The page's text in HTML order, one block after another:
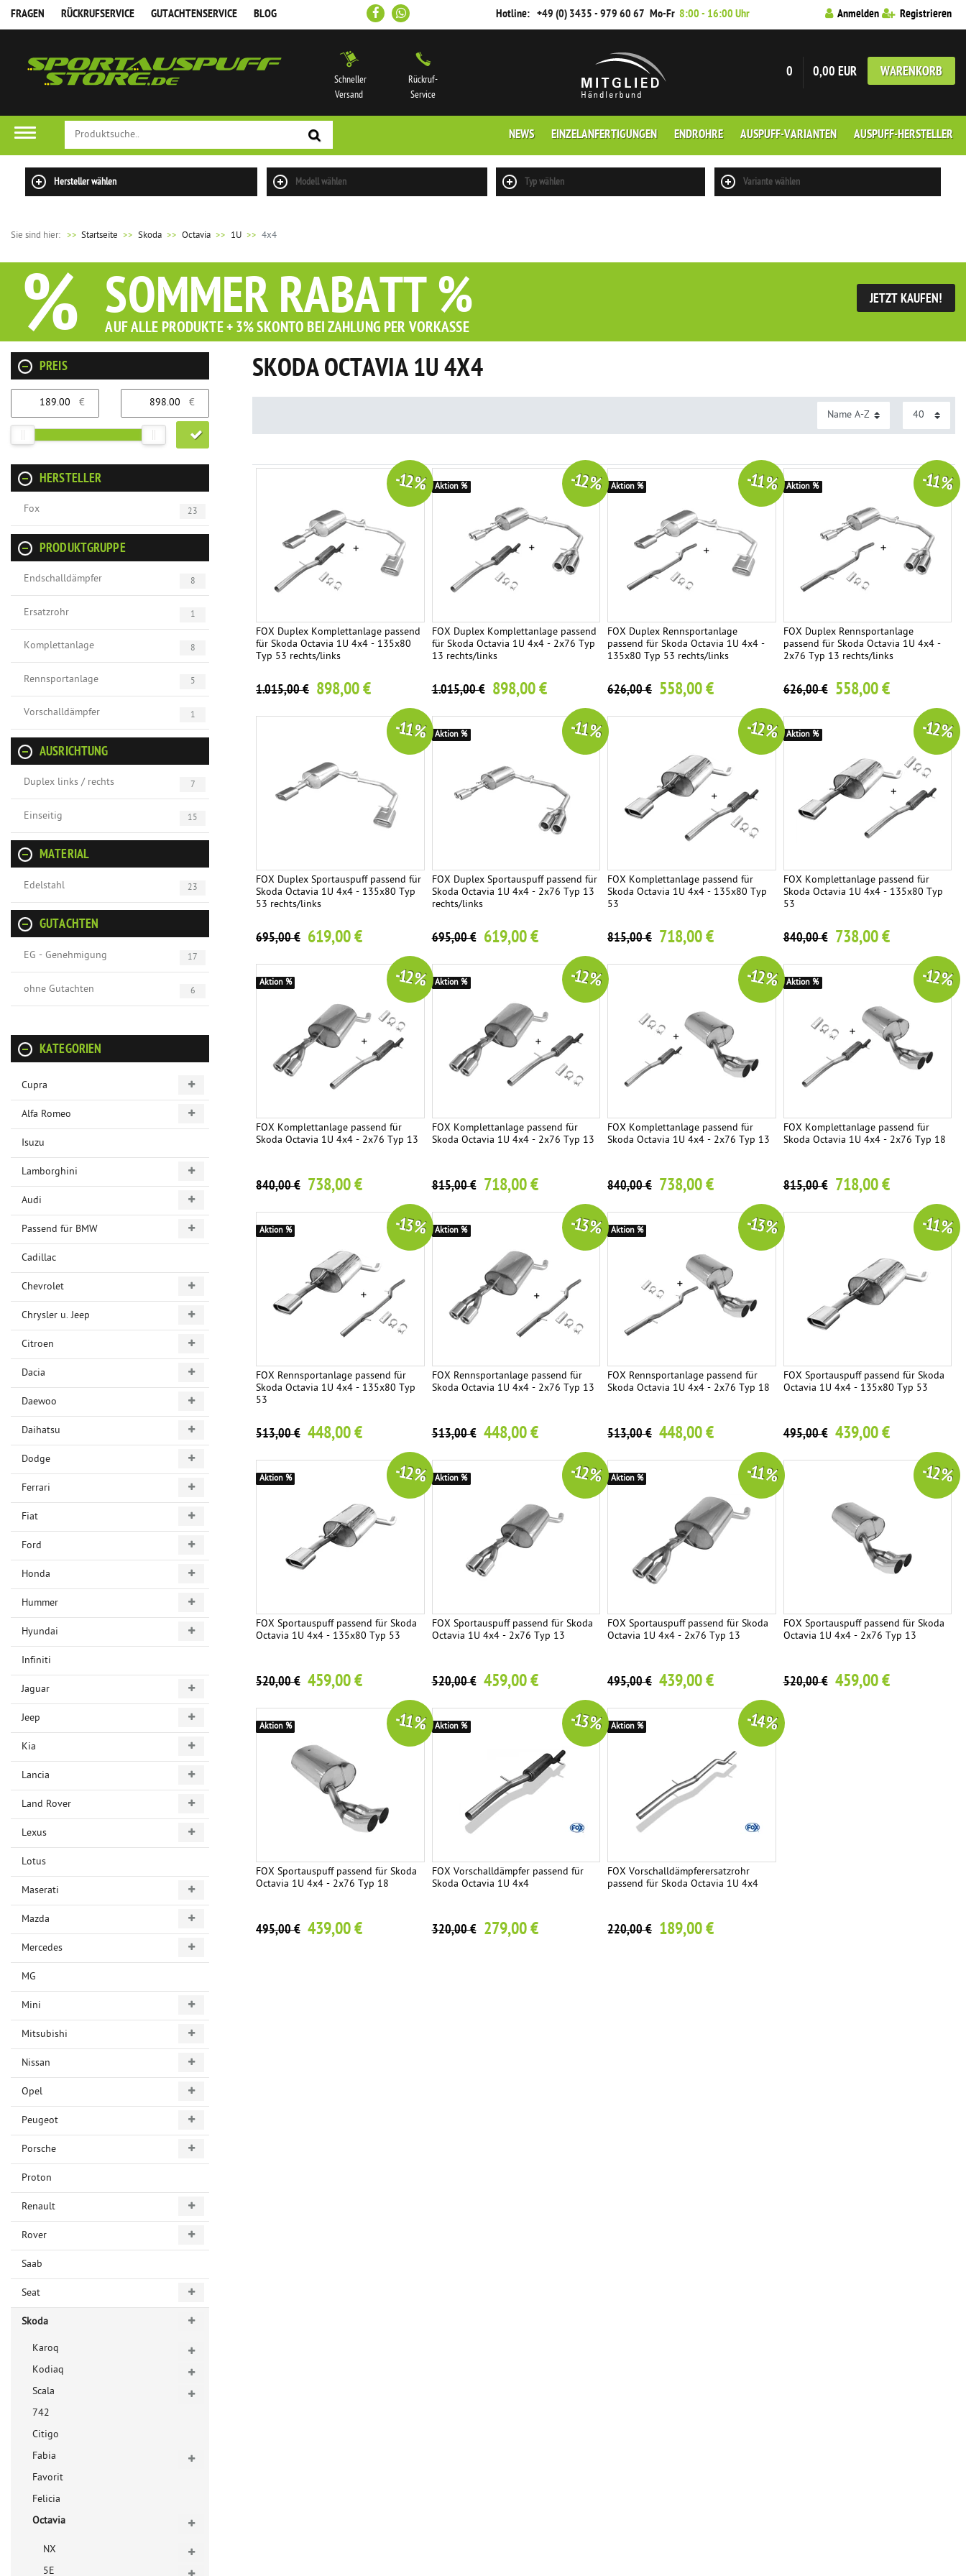
FILTER
FRAGEN RÜCKRUFSERVICE GUTACHTENSERVICE BLOG Hotline: +49 (0) 3435 - 979 60 67 Mo-Fr 8:00 - 16:00 Uhr Anmelden Registrieren
0 0,00 EUR WARENKORB
Schneller
Versand
Rückruf-
Service
NEWS EINZELANFERTIGUNGEN ENDROHRE AUSPUFF-VARIANTEN AUSPUFF-HERSTELLER
Hersteller wählen Modell wählen Typ wählen Variante wählen
Sie sind hier: >> Startseite Skoda Octavia 1U 4x4
% SOMMER RABATT %
AUF ALLE PRODUKTE + 3% SKONTO BEI ZAHLUNG PER VORKASSE
JETZT KAUFEN!
PREIS
€ €
HERSTELLER
Fox 23
PRODUKTGRUPPE
Endschalldämpfer 8
Ersatzrohr 1
Komplettanlage 8
Rennsportanlage 5
Vorschalldämpfer 1
AUSRICHTUNG
Duplex links / rechts 7
Einseitig 15
MATERIAL
Edelstahl 23
GUTACHTEN
EG - Genehmigung 17
ohne Gutachten 6
KATEGORIEN
Cupra
Alfa Romeo
Isuzu
Lamborghini
Audi
Passend für BMW
Cadillac
Chevrolet
Chrysler u. Jeep
Citroen
Dacia
Daewoo
Daihatsu
Dodge
Ferrari
Fiat
Ford
Honda
Hummer
Hyundai
Infiniti
Jaguar
Jeep
Kia
Lancia
Land Rover
Lexus
Lotus
Maserati
Mazda
Mercedes
MG
Mini
Mitsubishi
Nissan
Opel
Peugeot
Porsche
Proton
Renault
Rover
Saab
Seat
Skoda
Karoq
Kodiaq
Scala
742
Citigo
Fabia
Favorit
Felicia
Octavia
NX
5E
SKODA OCTAVIA 1U 4X4
FOX Duplex Komplettanlage passend
für Skoda Octavia 1U 4x4 - 135x80
Typ 53 rechts/links
1.015,00 € 898,00 €
-12 %
FOX Duplex Komplettanlage passend
für Skoda Octavia 1U 4x4 - 2x76 Typ
13 rechts/links
1.015,00 € 898,00 €
-12 %
Aktion %
FOX Duplex Rennsportanlage
passend für Skoda Octavia 1U 4x4 -
135x80 Typ 53 rechts/links
626,00 € 558,00 €
-11 %
Aktion %
FOX Duplex Rennsportanlage
passend für Skoda Octavia 1U 4x4 -
2x76 Typ 13 rechts/links
626,00 € 558,00 €
-11 %
Aktion %
FOX Duplex Sportauspuff passend für
Skoda Octavia 1U 4x4 - 135x80 Typ
53 rechts/links
695,00 € 619,00 €
-11 %
FOX Duplex Sportauspuff passend für
Skoda Octavia 1U 4x4 - 2x76 Typ 13
rechts/links
695,00 € 619,00 €
-11 %
Aktion %
FOX Komplettanlage passend für
Skoda Octavia 1U 4x4 - 135x80 Typ
53
815,00 € 718,00 €
-12 %
FOX Komplettanlage passend für
Skoda Octavia 1U 4x4 - 135x80 Typ
53
840,00 € 738,00 €
-12 %
Aktion %
FOX Komplettanlage passend für
Skoda Octavia 1U 4x4 - 2x76 Typ 13
840,00 € 738,00 €
-12 %
Aktion %
FOX Komplettanlage passend für
Skoda Octavia 1U 4x4 - 2x76 Typ 13
815,00 € 718,00 €
-12 %
Aktion %
FOX Komplettanlage passend für
Skoda Octavia 1U 4x4 - 2x76 Typ 13
840,00 € 738,00 €
-12 %
FOX Komplettanlage passend für
Skoda Octavia 1U 4x4 - 2x76 Typ 18
815,00 € 718,00 €
-12 %
Aktion %
FOX Rennsportanlage passend für
Skoda Octavia 1U 4x4 - 135x80 Typ
53
513,00 € 448,00 €
-13 %
Aktion %
FOX Rennsportanlage passend für
Skoda Octavia 1U 4x4 - 2x76 Typ 13
513,00 € 448,00 €
-13 %
Aktion %
FOX Rennsportanlage passend für
Skoda Octavia 1U 4x4 - 2x76 Typ 18
513,00 € 448,00 €
-13 %
Aktion %
FOX Sportauspuff passend für Skoda
Octavia 1U 4x4 - 135x80 Typ 53
495,00 € 439,00 €
-11 %
FOX Sportauspuff passend für Skoda
Octavia 1U 4x4 - 135x80 Typ 53
520,00 € 459,00 €
-12 %
Aktion %
FOX Sportauspuff passend für Skoda
Octavia 1U 4x4 - 2x76 Typ 13
520,00 € 459,00 €
-12 %
Aktion %
FOX Sportauspuff passend für Skoda
Octavia 1U 4x4 - 2x76 Typ 13
495,00 € 439,00 €
-11 %
Aktion %
FOX Sportauspuff passend für Skoda
Octavia 1U 4x4 - 2x76 Typ 13
520,00 € 459,00 €
-12 %
FOX Sportauspuff passend für Skoda
Octavia 1U 4x4 - 2x76 Typ 18
495,00 € 439,00 €
-11 %
Aktion %
FOX Vorschalldämpfer passend für
Skoda Octavia 1U 4x4
320,00 € 279,00 €
-13 %
Aktion %
FOX Vorschalldämpferersatzrohr
passend für Skoda Octavia 1U 4x4
220,00 € 189,00 €
-14 %
Aktion %